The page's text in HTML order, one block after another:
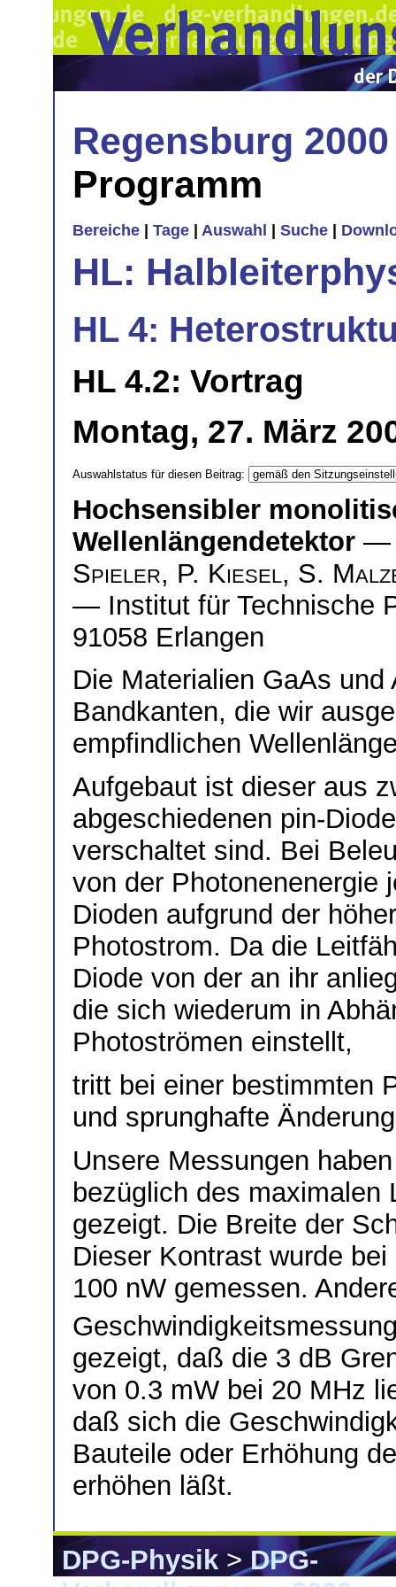
Regensburg 2000
Programm
Bereiche Tage Auswahl Suche
HL:
HL 4:
HL 4.2: Vortrag
Montag, 27. März
Auswahlstatus für diesen Beitrag:
Hochsensibler
Wellenlängendetektor —
Spieler, P. Kiesel, S.
— Institut für Technische
91058 Erlangen
Die Materialien GaAs
Bandkanten, die wir
empfindlichen
Aufgebaut ist dieser aus
abgeschiedenen pin-
verschaltet sind. Bei
von der Photonenenergie
Dioden aufgrund der
Photostrom. Da die
Diode von der an ihr
die sich wiederum in
Photoströmen einstellt,
tritt bei einer bestimmten
und sprunghafte
Unsere Messungen
bezüglich des maximalen
gezeigt. Die Breite der
Dieser Kontrast wurde
100 nW gemessen.
gezeigt, daß die 3 dB
von 0.3 mW bei 20 MHz
daß sich die
Bauteile oder Erhöhung
erhöhen läßt.
DPG-Physik>DPG-